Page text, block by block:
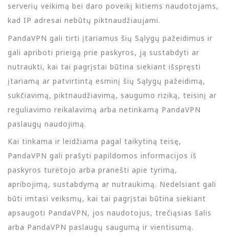
serverių veikimą bei daro poveikį kitiems naudotojams,
kad IP adresai nebūtų piktnaudžiaujami.
PandaVPN gali tirti įtariamus šių Sąlygų pažeidimus ir
gali apriboti prieigą prie paskyros, ją sustabdyti ar
nutraukti, kai tai pagrįstai būtina siekiant išspręsti
įtariamą ar patvirtintą esminį šių Sąlygų pažeidimą,
sukčiavimą, piktnaudžiavimą, saugumo riziką, teisinį ar
reguliavimo reikalavimą arba netinkamą PandaVPN
paslaugų naudojimą.
Kai tinkama ir leidžiama pagal taikytiną teisę,
PandaVPN gali prašyti papildomos informacijos iš
paskyros turėtojo arba pranešti apie tyrimą,
apribojimą, sustabdymą ar nutraukimą. Nedelsiant gali
būti imtasi veiksmų, kai tai pagrįstai būtina siekiant
apsaugoti PandaVPN, jos naudotojus, trečiąsias šalis
arba PandaVPN paslaugų saugumą ir vientisumą.